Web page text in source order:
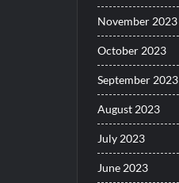
November 2023
October 2023
September 2023
August 2023
July 2023
June 2023